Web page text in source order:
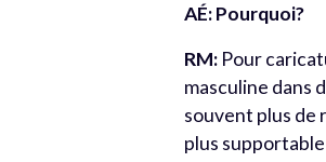
AÉ: Pourquoi?
RM: Pour
masculine dans
souvent plus de
plus